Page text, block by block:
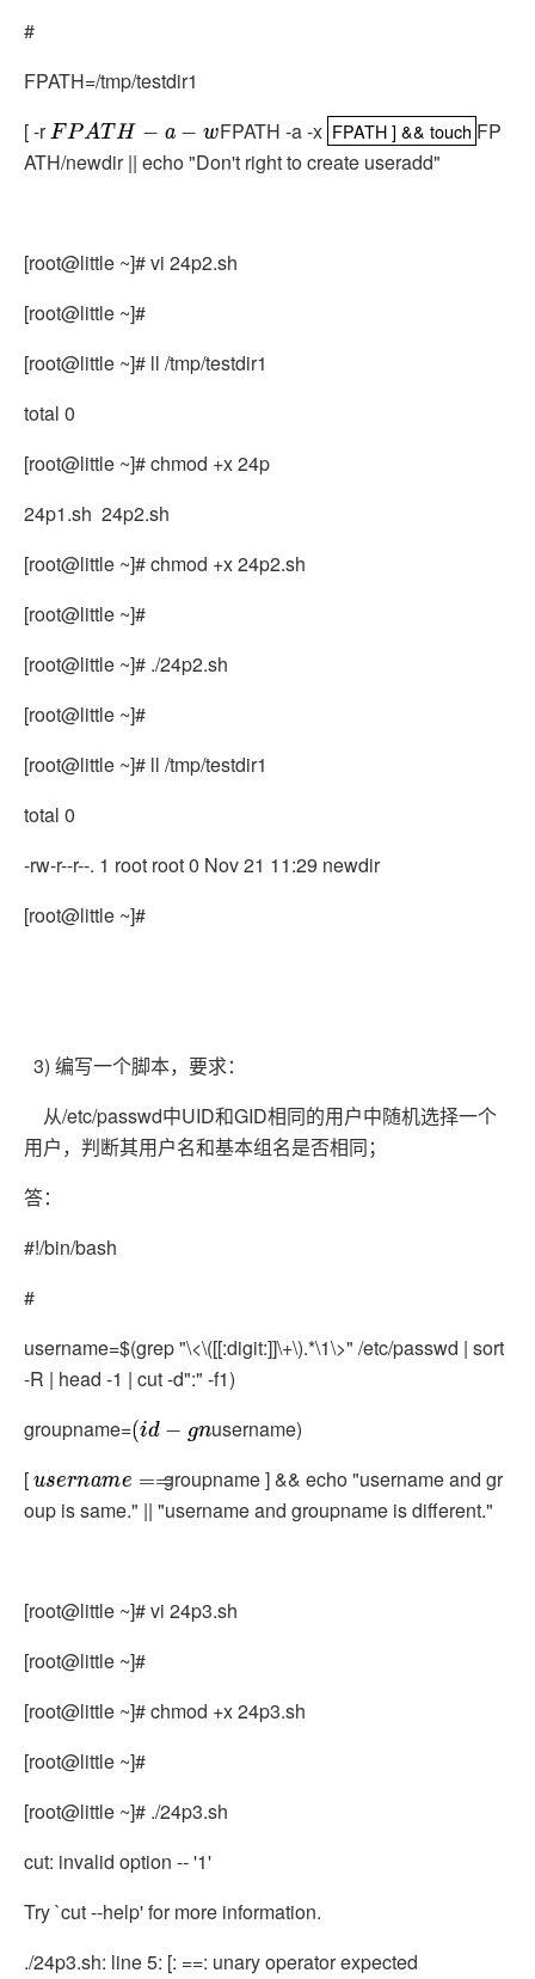
#
FPATH=/tmp/testdir1
[ -rFPATH−a− w FPATH -a -x FPATH ] && touch
FPATH ] && touchFP
ATH/newdir || echo "Don't right to create useradd"
[root@little ~]# vi 24p2.sh
[root@little ~]#
[root@little ~]# ll /tmp/testdir1
total 0
[root@little ~]# chmod +x 24p
24p1.sh 24p2.sh
[root@little ~]# chmod +x 24p2.sh
[root@little ~]#
[root@little ~]# ./24p2.sh
[root@little ~]#
[root@little ~]# ll /tmp/testdir1
total 0
-rw-r--r--. 1 root root 0 Nov 21 11:29 newdir
[root@little ~]#
3) 编写一个脚本，要求：
从/etc/passwd中UID和GID相同的用户中随机选择一个
用户，判断其用户名和基本组名是否相同；
答：
#!/bin/bash
#
username=$(grep "\<\([[:digit:]]\+\).*\1\>" /etc/passwd | sort
-R | head -1 | cut -d":" -f1)
groupname=(id− gn
username)
[username==
groupname ] && echo "username and gr
oup is same." || "username and groupname is different."
[root@little ~]# vi 24p3.sh
[root@little ~]#
[root@little ~]# chmod +x 24p3.sh
[root@little ~]#
[root@little ~]# ./24p3.sh
cut: invalid option -- '1'
Try `cut --help' for more information.
./24p3.sh: line 5: [: ==: unary operator expected